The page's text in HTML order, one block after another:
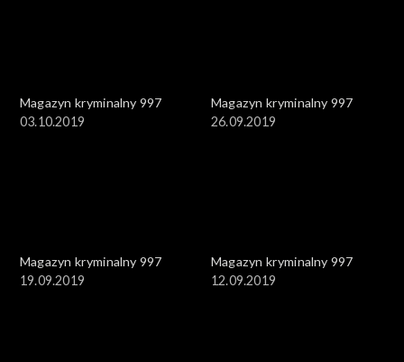
Magazyn kryminalny 997
03.10.2019
Magazyn kryminalny 997
26.09.2019
Magazyn kryminalny 997
19.09.2019
Magazyn kryminalny 997
12.09.2019